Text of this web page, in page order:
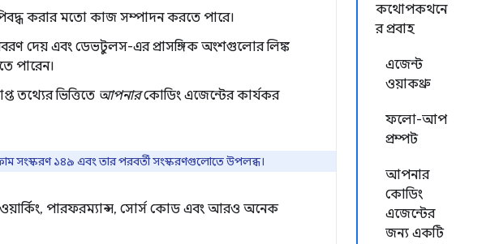
কথোপকথনে
র প্রবাহ
এজেন্ট
ওয়াকথ্রু
ফলো-আপ
প্রম্পট
আপনার
কোডিং
এজেন্টের
জন্য একটি
করার মতো কাজ সম্পাদন করতে পারে।
দেয় এবং ডেভটুলস-এর প্রাসঙ্গিক অংশগুলোর লিঙ্ক
পারেন।
তথ্যের ভিত্তিতে আপনারকোডিং এজেন্টের কার্যকর
ক্রোম সংস্করণ ১৪৯ এবং তার পরবর্তী সংস্করণগুলোতে উপলব্ধ।
পারফরম্যান্স, সোর্স কোড এবং আরও অনেক